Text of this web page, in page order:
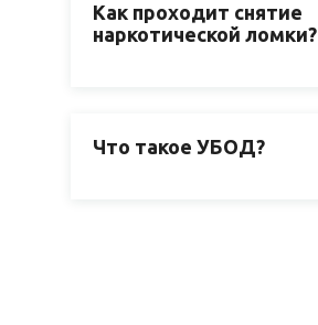
Как проходит снятие
наркотической ломки?
Что такое УБОД?